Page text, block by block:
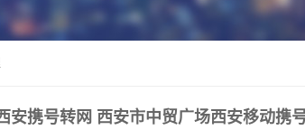
安携号转网 西安市中贸广场西安移动携